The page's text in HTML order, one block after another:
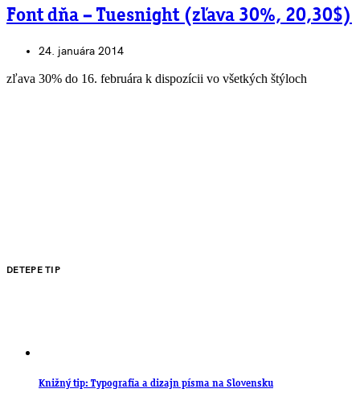
Font dňa – Tuesnight (zľava 30%, 20,30$)
24. januára 2014
zľava 30% do 16. februára k dispozícii vo všetkých štýloch
DETEPE TIP
Knižný tip: Typografia a dizajn písma na Slovensku